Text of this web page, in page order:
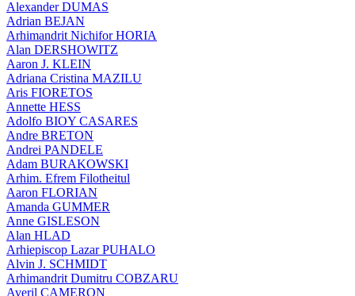
Alexander DUMAS
Adrian BEJAN
Arhimandrit Nichifor HORIA
Alan DERSHOWITZ
Aaron J. KLEIN
Adriana Cristina MAZILU
Aris FIORETOS
Annette HESS
Adolfo BIOY CASARES
Andre BRETON
Andrei PANDELE
Adam BURAKOWSKI
Arhim. Efrem Filotheitul
Aaron FLORIAN
Amanda GUMMER
Anne GISLESON
Alan HLAD
Arhiepiscop Lazar PUHALO
Alvin J. SCHMIDT
Arhimandrit Dumitru COBZARU
Averil CAMERON